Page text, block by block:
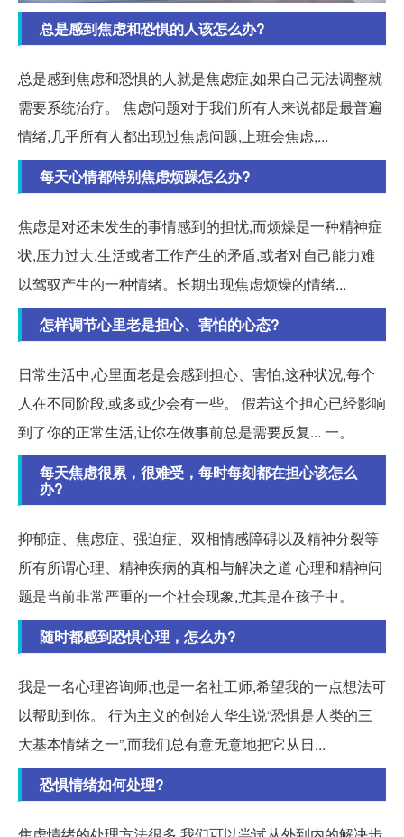
总是感到焦虑和恐惧的人该怎么办?
总是感到焦虑和恐惧的人就是焦虑症,如果自己无法调整就
需要系统治疗。 焦虑问题对于我们所有人来说都是最普遍
情绪,几乎所有人都出现过焦虑问题,上班会焦虑,...
每天心情都特别焦虑烦躁怎么办?
焦虑是对还未发生的事情感到的担忧,而烦燥是一种精神症
状,压力过大,生活或者工作产生的矛盾,或者对自己能力难
以驾驭产生的一种情绪。长期出现焦虑烦燥的情绪...
怎样调节心里老是担心、害怕的心态?
日常生活中,心里面老是会感到担心、害怕,这种状况,每个
人在不同阶段,或多或少会有一些。 假若这个担心已经影响
到了你的正常生活,让你在做事前总是需要反复... 一。
每天焦虑很累，很难受，每时每刻都在担心该怎么
办?
抑郁症、焦虑症、强迫症、双相情感障碍以及精神分裂等
所有所谓心理、精神疾病的真相与解决之道 心理和精神问
题是当前非常严重的一个社会现象,尤其是在孩子中。
随时都感到恐惧心理，怎么办?
我是一名心理咨询师,也是一名社工师,希望我的一点想法可
以帮助到你。 行为主义的创始人华生说“恐惧是人类的三
大基本情绪之一”,而我们总有意无意地把它从日...
恐惧情绪如何处理?